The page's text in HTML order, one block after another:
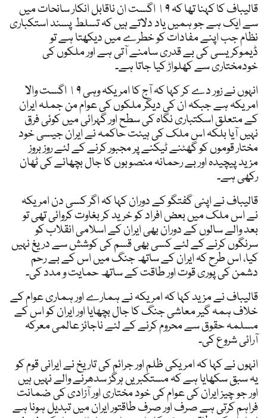
قالیباف کا کہنا تھا کہ ١۹ اگست ان ناقابل انکار سانحات میں
سے ایک ہے جو ہمیں یاد دلاتے ہیں کہ تسلط پسند استکباری
نظام جب اپنے مفادات کو خطرے میں دیکھتا ہے تو
ڈیموکریسی کی بے قدری سامنے آتی ہے اور ملکوں کی
خودمختاری سے کھلواڑ کیا جاتا ہے۔
انہوں نے زور دے کر کہا کہ آج کا امریکہ وہی ١۹ اگست والا
امریکہ ہے جبکہ ان کی دیگر ملکوں کی عوام من جملہ ایران
کے متعلق اسکتباری نگاہ کی سطح اور گہرائی میں کوئی فرق
نہیں آیا بلکہ اس ملک کی ہیئت حاکمہ نے ایران جیسی خود
مختار قوموں کو گھٹنے ٹیکنے پر مجبور کرنے کے لئے روز بروز
مزید پیچیدہ اور بے رحمانہ منصوبوں کا جال بچھانے کی ٹھان
رکھی ہے۔
قالیباف نے اپنی گفتگو کے دوران کہا کہ اگر کسی دن امریکہ
نے اس ملک میں بعض افراد کو خرید کر بغاوت کروائی تھی تو
بعد والے سالوں کے دوران بھی ایران کے اسلامی انقلاب کو
سرنگوں کرنے کے لئے کسی بھی قسم کی کوشش سے دریغ نہیں
کیا، اس طرح کہ ایران کے ساتھ جنگ میں اس کے بے رحم
دشمن کی پوری قوت اور طاقت کے ساتھ حمایت و مدد کی۔
قالیباف نے مزید کہا کہ امریکہ نے ہمارے اور ہماری عوام کے
خلاف ہمہ گیر معاشی جنگ کا جال بچھایا اور ایران کو اس کے
مسلمہ حقوق سے محروم کرنے کے لئے ناجائز عالمی معرکہ
آرائی شروع کی۔
انہوں نے کہا کہ امریکی ظلم اور جرائم کی تاریخ نے ایرانی قوم کو
یہ سبق سکھایا ہے کہ مستکبریں ہرگز سدھرنے والے نہیں ہیں
اور جو چیز ایران کی عوام کی خود مختاری اور آزادی کی ضمانت
فراہم کرتی ہے صرف اور صرف طاقتور ایران میں تبدیل ہونا ہے